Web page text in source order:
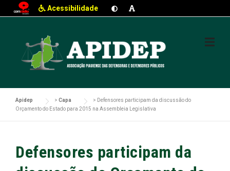
Acessibilidade
Apidep > Capa > Defensores participam da discussão do
Orçamento do Estado para 2015 na Assembleia Legislativa
Defensores participam da